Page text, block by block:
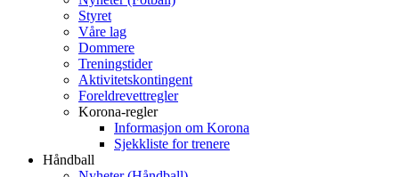
Styret
Våre lag
Dommere
Treningstider
Aktivitetskontingent
Foreldrevettregler
Korona-regler
Informasjon om Korona
Sjekkliste for trenere
Håndball